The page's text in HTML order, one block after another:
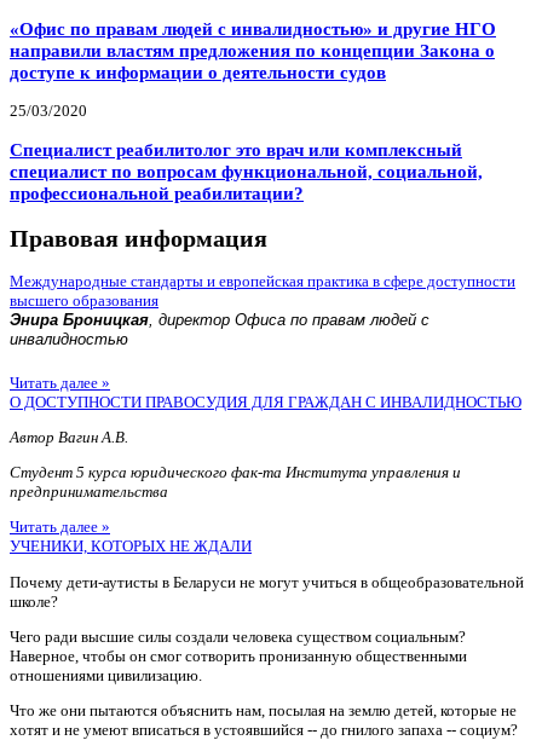
«Офис по правам людей с инвалидностью» и другие НГО
направили властям предложения по концепции Закона о
доступе к информации о деятельности судов
25/03/2020
Специалист реабилитолог это врач или комплексный
специалист по вопросам функциональной, социальной,
профессиональной реабилитации?
Правовая информация
Международные стандарты и европейская практика в сфере доступности
высшего образования
Энира Броницкая, директор Офиса по правам людей с
инвалидностью
Читать далее »
О ДОСТУПНОСТИ ПРАВОСУДИЯ ДЛЯ ГРАЖДАН С ИНВАЛИДНОСТЬЮ
Автор Вагин А.В.
Студент 5 курса юридического фак-та Института управления и
предпринимательства
Читать далее »
УЧЕНИКИ, КОТОРЫХ НЕ ЖДАЛИ
Почему дети-аутисты в Беларуси не могут учиться в общеобразовательной
школе?
Чего ради высшие силы создали человека существом социальным?
Наверное, чтобы он смог сотворить пронизанную общественными
отношениями цивилизацию.
Что же они пытаются объяснить нам, посылая на землю детей, которые не
хотят и не умеют вписаться в устоявшийся -- до гнилого запаха -- социум?